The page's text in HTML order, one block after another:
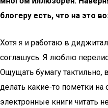
блогеру есть, что на это
Хотя я и работаю в
соглашусь. Я люблю
Ощущать бумагу тактильно,
делать какие-то пометки на
электронные книги читать